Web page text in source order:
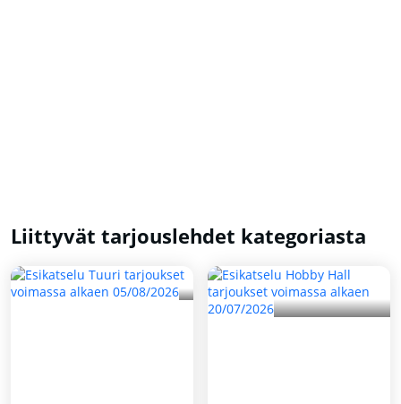
Liittyvät tarjouslehdet kategoriasta